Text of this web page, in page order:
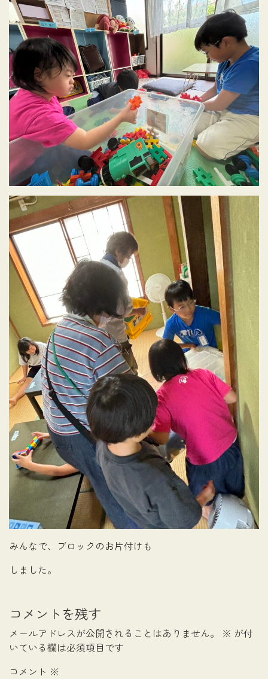
みんなで、ブロックのお片付けも
しました。
コメントを残す
メールアドレスが公開されることはありません。 ※ が付
いている欄は必須項目です
コメント ※